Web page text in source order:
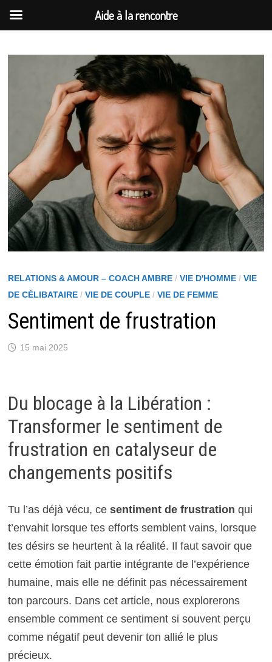
au
RELATIONS & AMOUR – COACH AMBRE/ VIE D'HOMME/ VIE
DE CÉLIBATAIRE/ VIE DE COUPLE/ VIE DE FEMME
Sentiment de frustration
15 mai 2025
Du blocage à la Libération :
Transformer le sentiment de
frustration en catalyseur de
changements positifs
Tu l’as déjà vécu, ce sentiment de frustration qui
t’envahit lorsque tes efforts semblent vains, lorsque
tes désirs se heurtent à la réalité. Il faut savoir que
cette émotion fait partie intégrante de l’expérience
humaine, mais elle ne définit pas nécessairement
ton parcours. Dans cet article, nous explorerons
ensemble comment ce sentiment si souvent perçu
comme négatif peut devenir ton allié le plus
précieux.
Aide à la rencontre